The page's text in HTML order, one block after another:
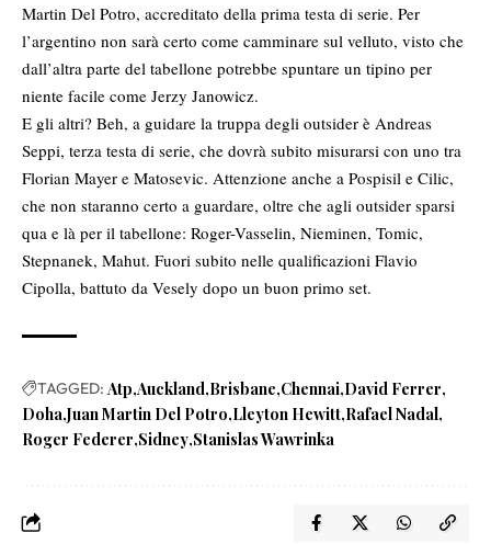
Martin Del Potro, accreditato della prima testa di serie. Per
l’argentino non sarà certo come camminare sul velluto, visto che
dall’altra parte del tabellone potrebbe spuntare un tipino per
niente facile come Jerzy Janowicz.
E gli altri? Beh, a guidare la truppa degli outsider è Andreas
Seppi, terza testa di serie, che dovrà subito misurarsi con uno tra
Florian Mayer e Matosevic. Attenzione anche a Pospisil e Cilic,
che non staranno certo a guardare, oltre che agli outsider sparsi
qua e là per il tabellone: Roger-Vasselin, Nieminen, Tomic,
Stepnanek, Mahut. Fuori subito nelle qualificazioni Flavio
Cipolla, battuto da Vesely dopo un buon primo set.
TAGGED: Atp Auckland Brisbane Chennai David Ferrer
Doha Juan Martin Del Potro Lleyton Hewitt Rafael Nadal
Roger Federer Sidney Stanislas Wawrinka